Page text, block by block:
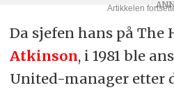
Da sjefen hans på The
Atkinson, i 1981 ble
United-manager etter